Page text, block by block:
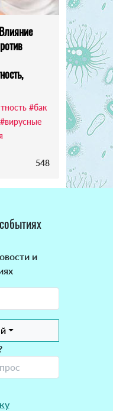
#бак
#вирусные
548
и